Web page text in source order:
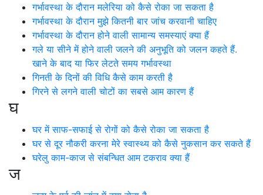
गर्भावस्था के दौरान मलेरिया को कैसे रोका जा सकता है
गर्भावस्था के दौरान मुझे कितनी बार जांच करवानी चाहिए
गर्भावस्था के दौरान होने वाली सामान्य समस्याएं क्या हैं
गले या सीने में होने वाली जलने की अनुभूति को जलन कहते हैं.
खाने के बाद या फिर लेटते समय गर्भावस्था
गिनती के दिनों की विधि कैसे काम करती है
गिरने से लगने वाली चोटों का सबसे आम कारण हैं
घ
घर में साफ-सफाई से रोगों को कैसे रोका जा सकता है
घर से दूर नौकरी करना मेरे स्वास्थ्य को कैसे नुकसान कर सकते हैं
घरेलु काम-काज से संबन्धित आम टकराव क्या हैं
ज